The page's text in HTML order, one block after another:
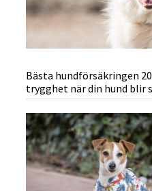
Bästa hundförsäkringen
trygghet när din hund blir